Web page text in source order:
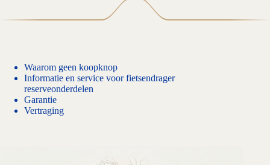
Waarom geen koopknop
Informatie en service voor fietsendrager
reserveonderdelen
Garantie
Vertraging